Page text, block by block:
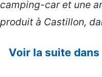
camping-car et une
produit à Castillon,
Voir la suite